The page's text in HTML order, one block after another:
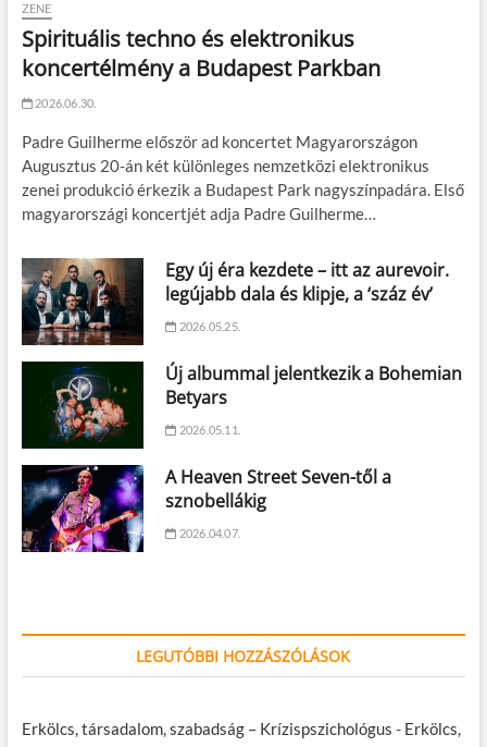
ZENE
Spirituális techno és elektronikus
koncertélmény a Budapest Parkban
2026.06.30.
Padre Guilherme először ad koncertet Magyarországon
Augusztus 20-án két különleges nemzetközi elektronikus
zenei produkció érkezik a Budapest Park nagyszínpadára. Első
magyarországi koncertjét adja Padre Guilherme…
Egy új éra kezdete – itt az aurevoir.
legújabb dala és klipje, a ‘száz év’
2026.05.25.
Új albummal jelentkezik a Bohemian
Betyars
2026.05.11.
A Heaven Street Seven-től a
sznobellákig
2026.04.07.
LEGUTÓBBI HOZZÁSZÓLÁSOK
Erkölcs, társadalom, szabadság – Krízispszichológus - Erkölcs,